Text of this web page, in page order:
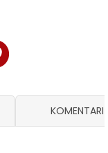
KOMENTARI